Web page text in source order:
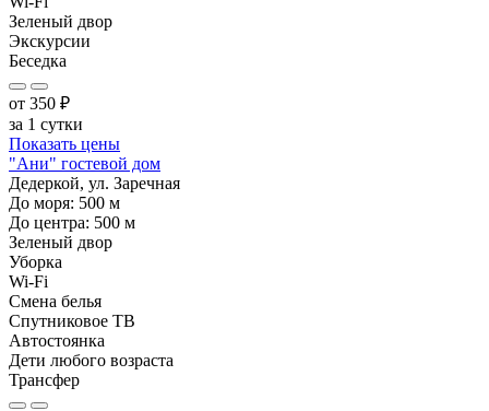
Зеленый двор
Экскурсии
Беседка
от 350 ₽
за 1 сутки
Показать цены
"Ани" гостевой дом
Дедеркой, ул. Заречная
До моря: 500 м
До центра: 500 м
Зеленый двор
Уборка
Wi-Fi
Смена белья
Спутниковое ТВ
Автостоянка
Дети любого возраста
Трансфер